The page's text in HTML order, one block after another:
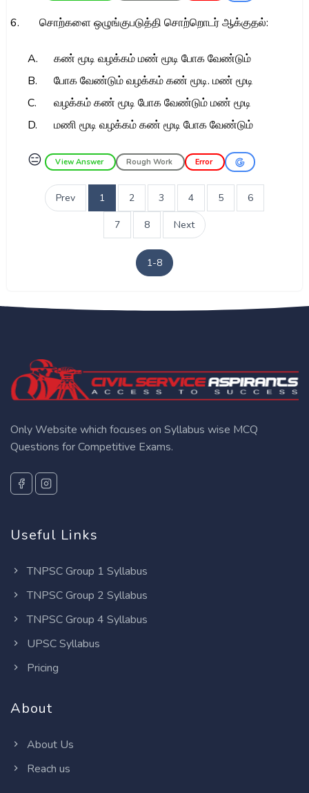
6. சொற்களை ஒழுங்குபடுத்தி சொற்றொடர் ஆக்குதல்:
A.
கண் மூடி வழக்கம் மண் மூடி போக வேண்டும்
B.
போக வேண்டும் வழக்கம் கண் மூடி. மண் மூடி
C.
வழக்கம் கண் மூடி போக வேண்டும் மண் மூடி
D.
மணி மூடி வழக்கம் கண் மூடி போக வேண்டும்
😑 View Answer Rough Work Error
Prev 1 2 3 4 5 6
7 8 Next
1-8
Only Website which focuses on Syllabus wise MCQ
Questions for Competitive Exams.
Useful Links
TNPSC Group 1 Syllabus
TNPSC Group 2 Syllabus
TNPSC Group 4 Syllabus
UPSC Syllabus
Pricing
About
About Us
Reach us